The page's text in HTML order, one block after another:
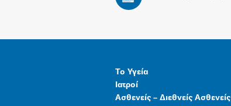
Το Υγεία
Ιατροί
Ασθενείς – Διεθνείς Ασθενείς